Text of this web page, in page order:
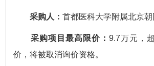
采购人： 首都医科大学附属北京朝
采购项目最高限价： 9.7万元，
价，将被取消询价资格。